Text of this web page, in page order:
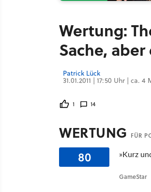
Wertung:
Sache,
Patrick Lück
31.01.2011 | 17:50 Uhr | ca.
1 14
WERTUNG FÜR
80 »Kurz
GameStar